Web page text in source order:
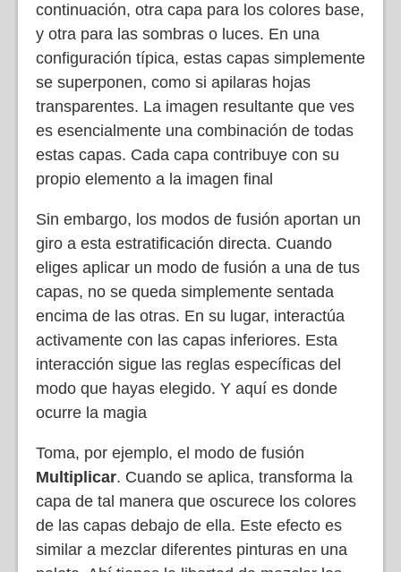
continuación, otra capa para los colores base,
y otra para las sombras o luces. En una
configuración típica, estas capas simplemente
se superponen, como si apilaras hojas
transparentes. La imagen resultante que ves
es esencialmente una combinación de todas
estas capas. Cada capa contribuye con su
propio elemento a la imagen final
Sin embargo, los modos de fusión aportan un
giro a esta estratificación directa. Cuando
eliges aplicar un modo de fusión a una de tus
capas, no se queda simplemente sentada
encima de las otras. En su lugar, interactúa
activamente con las capas inferiores. Esta
interacción sigue las reglas específicas del
modo que hayas elegido. Y aquí es donde
ocurre la magia
Toma, por ejemplo, el modo de fusión
Multiplicar. Cuando se aplica, transforma la
capa de tal manera que oscurece los colores
de las capas debajo de ella. Este efecto es
similar a mezclar diferentes pinturas en una